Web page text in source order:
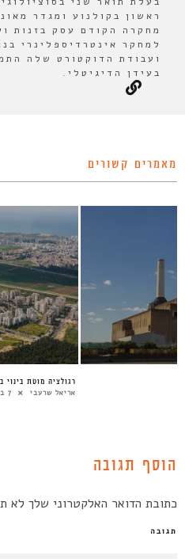
ראשון בקולנוע ומגדר
מחקרה הקודם עסק בזנות
למחקר אינטרדיספלינרי
ועבודת הדוקטורט שלה
בעידן הדיגיטלי.
מאמרים קשורים
רגולציה מוטת בינוי
אריאל שרעבי 7 באפריל 2021
הוסף תגובה
כתובת הדואר האלקטרוני שלך לא
תגובה